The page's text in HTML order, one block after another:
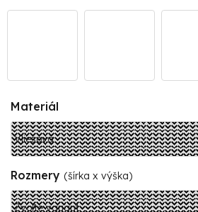
Materiál
Rozmery (šírka x výška)